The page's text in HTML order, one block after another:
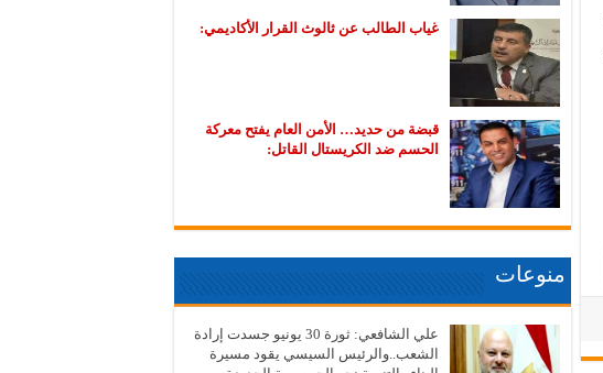
غياب الطالب عن ثالوث القرار الأكاديمي:
قبضة من حديد… الأمن العام يفتح معركة
الحسم ضد الكريستال القاتل:
منوعات
علي الشافعي: ثورة 30 يونيو جسدت إرادة
الشعب..والرئيس السيسي يقود مسيرة